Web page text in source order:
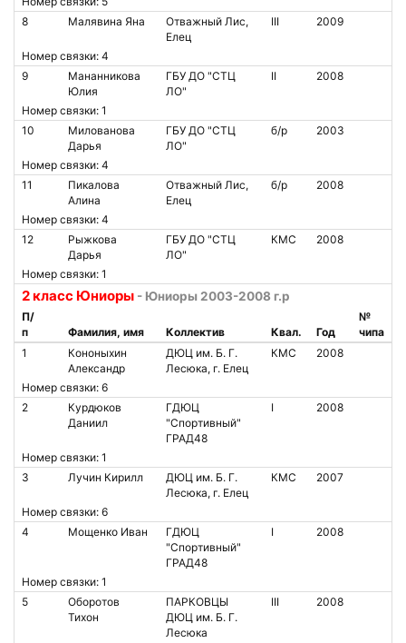
8
Малявина Яна
Отважный Лис,
Елец
III 2009
Номер связки: 4
9
Мананникова
Юлия
ГБУ ДО "СТЦ
ЛО"
II 2008
Номер связки: 1
10
Милованова
Дарья
ГБУ ДО "СТЦ
ЛО"
б/р 2003
Номер связки: 4
11
Пикалова
Алина
Отважный Лис,
Елец
б/р 2008
Номер связки: 4
12
Рыжкова
Дарья
ГБУ ДО "СТЦ
ЛО"
КМС 2008
Номер связки: 1
2 класс Юниоры - Юниоры 2003-2008 г.р
П/
п
Фамилия, имя Коллектив Квал. Год
№
чипа
1
Кононыхин
Александр
ДЮЦ им. Б. Г.
Лесюка, г. Елец
КМС 2008
Номер связки: 6
2
Курдюков
Даниил
ГДЮЦ
"Спортивный"
ГРАД48
I 2008
Номер связки: 1
3
Лучин Кирилл
ДЮЦ им. Б. Г.
Лесюка, г. Елец
КМС 2007
Номер связки: 6
4
Мощенко Иван
ГДЮЦ
"Спортивный"
ГРАД48
I 2008
Номер связки: 1
5
Оборотов
Тихон
ПАРКОВЦЫ
ДЮЦ им. Б. Г.
Лесюка
III 2008